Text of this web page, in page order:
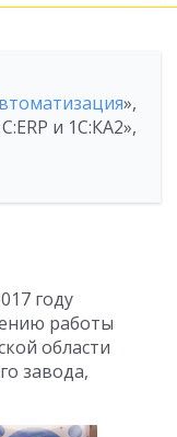
»,
и 1С:КА2»,
году
работы
области
завода,